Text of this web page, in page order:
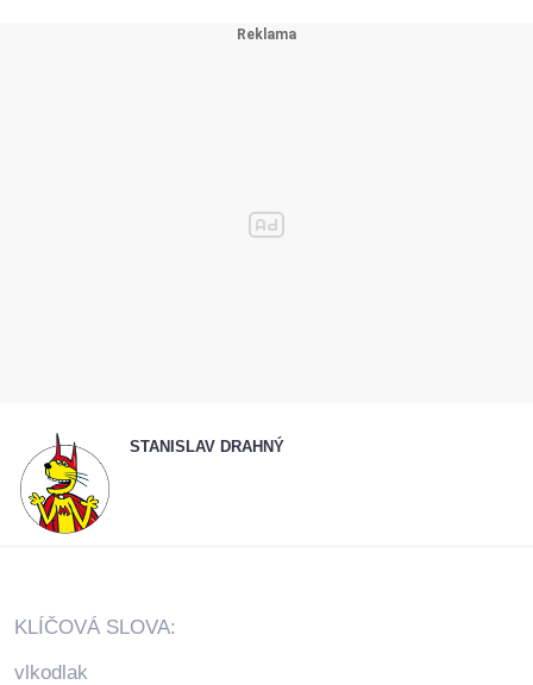
STANISLAV DRAHNÝ
KLÍČOVÁ SLOVA:
vlkodlak